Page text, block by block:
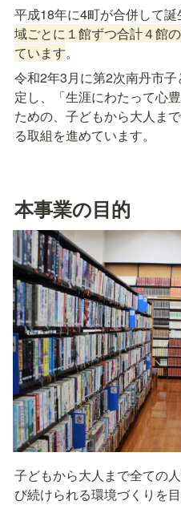
平成18年に4町が合併して誕
域ごとに１館ずつ合計４館
ています。
令和2年3月に第2次南丹市
定し、「生涯にわたって心
ための、子どもから大人ま
る取組を進めています。
本事業の目的
子どもから大人まで全ての
び続けられる環境づくりを目